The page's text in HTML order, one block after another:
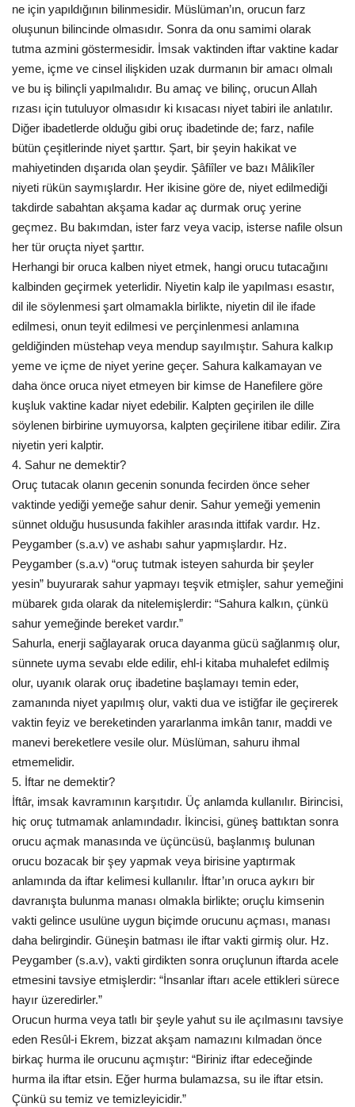
ne için yapıldığının bilinmesidir. Müslüman’ın, orucun farz
oluşunun bilincinde olmasıdır. Sonra da onu samimi olarak
tutma azmini göstermesidir. İmsak vaktinden iftar vaktine kadar
yeme, içme ve cinsel ilişkiden uzak durmanın bir amacı olmalı
ve bu iş bilinçli yapılmalıdır. Bu amaç ve bilinç, orucun Allah
rızası için tutuluyor olmasıdır ki kısacası niyet tabiri ile anlatılır.
Diğer ibadetlerde olduğu gibi oruç ibadetinde de; farz, nafile
bütün çeşitlerinde niyet şarttır. Şart, bir şeyin hakikat ve
mahiyetinden dışarıda olan şeydir. Şâfiîler ve bazı Mâlikîler
niyeti rükün saymışlardır. Her ikisine göre de, niyet edilmediği
takdirde sabahtan akşama kadar aç durmak oruç yerine
geçmez. Bu bakımdan, ister farz veya vacip, isterse nafile olsun
her tür oruçta niyet şarttır.
Herhangi bir oruca kalben niyet etmek, hangi orucu tutacağını
kalbinden geçirmek yeterlidir. Niyetin kalp ile yapılması esastır,
dil ile söylenmesi şart olmamakla birlikte, niyetin dil ile ifade
edilmesi, onun teyit edilmesi ve perçinlenmesi anlamına
geldiğinden müstehap veya mendup sayılmıştır. Sahura kalkıp
yeme ve içme de niyet yerine geçer. Sahura kalkamayan ve
daha önce oruca niyet etmeyen bir kimse de Hanefilere göre
kuşluk vaktine kadar niyet edebilir. Kalpten geçirilen ile dille
söylenen birbirine uymuyorsa, kalpten geçirilene itibar edilir. Zira
niyetin yeri kalptir.
4. Sahur ne demektir?
Oruç tutacak olanın gecenin sonunda fecirden önce seher
vaktinde yediği yemeğe sahur denir. Sahur yemeği yemenin
sünnet olduğu hususunda fakihler arasında ittifak vardır. Hz.
Peygamber (s.a.v) ve ashabı sahur yapmışlardır. Hz.
Peygamber (s.a.v) “oruç tutmak isteyen sahurda bir şeyler
yesin” buyurarak sahur yapmayı teşvik etmişler, sahur yemeğini
mübarek gıda olarak da nitelemişlerdir: “Sahura kalkın, çünkü
sahur yemeğinde bereket vardır.”
Sahurla, enerji sağlayarak oruca dayanma gücü sağlanmış olur,
sünnete uyma sevabı elde edilir, ehl-i kitaba muhalefet edilmiş
olur, uyanık olarak oruç ibadetine başlamayı temin eder,
zamanında niyet yapılmış olur, vakti dua ve istiğfar ile geçirerek
vaktin feyiz ve bereketinden yararlanma imkân tanır, maddi ve
manevi bereketlere vesile olur. Müslüman, sahuru ihmal
etmemelidir.
5. İftar ne demektir?
İftâr, imsak kavramının karşıtıdır. Üç anlamda kullanılır. Birincisi,
hiç oruç tutmamak anlamındadır. İkincisi, güneş battıktan sonra
orucu açmak manasında ve üçüncüsü, başlanmış bulunan
orucu bozacak bir şey yapmak veya birisine yaptırmak
anlamında da iftar kelimesi kullanılır. İftar’ın oruca aykırı bir
davranışta bulunma manası olmakla birlikte; oruçlu kimsenin
vakti gelince usulüne uygun biçimde orucunu açması, manası
daha belirgindir. Güneşin batması ile iftar vakti girmiş olur. Hz.
Peygamber (s.a.v), vakti girdikten sonra oruçlunun iftarda acele
etmesini tavsiye etmişlerdir: “İnsanlar iftarı acele ettikleri sürece
hayır üzeredirler.”
Orucun hurma veya tatlı bir şeyle yahut su ile açılmasını tavsiye
eden Resûl-i Ekrem, bizzat akşam namazını kılmadan önce
birkaç hurma ile orucunu açmıştır: “Biriniz iftar edeceğinde
hurma ila iftar etsin. Eğer hurma bulamazsa, su ile iftar etsin.
Çünkü su temiz ve temizleyicidir.”